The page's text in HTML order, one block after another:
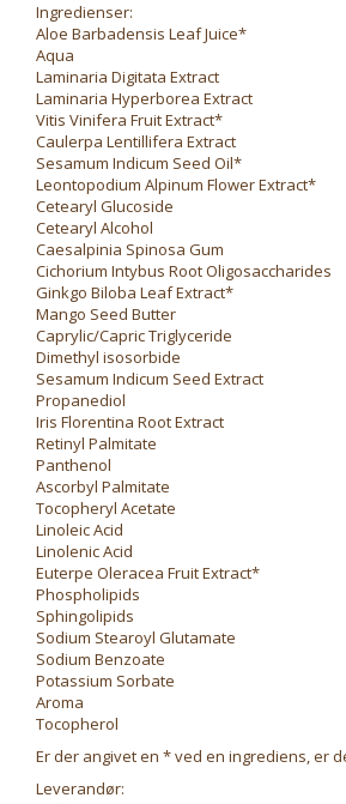
Ingredienser:
Aloe Barbadensis Leaf Juice*
Aqua
Laminaria Digitata Extract
Laminaria Hyperborea Extract
Vitis Vinifera Fruit Extract*
Caulerpa Lentillifera Extract
Sesamum Indicum Seed Oil*
Leontopodium Alpinum Flower Extract*
Cetearyl Glucoside
Cetearyl Alcohol
Caesalpinia Spinosa Gum
Cichorium Intybus Root Oligosaccharides
Ginkgo Biloba Leaf Extract*
Mango Seed Butter
Caprylic/Capric Triglyceride
Dimethyl isosorbide
Sesamum Indicum Seed Extract
Propanediol
Iris Florentina Root Extract
Retinyl Palmitate
Panthenol
Ascorbyl Palmitate
Tocopheryl Acetate
Linoleic Acid
Linolenic Acid
Euterpe Oleracea Fruit Extract*
Phospholipids
Sphingolipids
Sodium Stearoyl Glutamate
Sodium Benzoate
Potassium Sorbate
Aroma
Tocopherol
Er der angivet en * ved en ingrediens, er
Leverandør: